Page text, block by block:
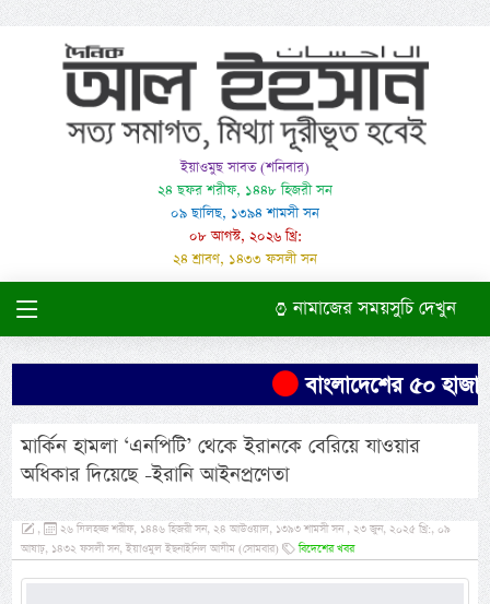
ইয়াওমুছ সাবত (শনিবার)
২৪ ছফর শরীফ, ১৪৪৮ হিজরী সন
০৯ ছালিছ, ১৩৯৪ শামসী সন
০৮ আগস্ট, ২০২৬ খ্রি:
২৪ শ্রাবণ, ১৪৩৩ ফসলী সন
নামাজের সময়সুচি দেখুন
বাংলাদেশের ৫০
মার্কিন হামলা ‘এনপিটি’ থেকে ইরানকে বেরিয়ে যাওয়ার
অধিকার দিয়েছে -ইরানি আইনপ্রণেতা
,
২৬ যিলহজ্জ শরীফ, ১৪৪৬ হিজরী সন, ২৪ আউওয়াল, ১৩৯৩ শামসী সন , ২৩ জুন, ২০২৫ খ্রি:, ০৯
আষাঢ়, ১৪৩২ ফসলী সন, ইয়াওমুল ইছনাইনিল আযীম (সোমবার)
বিদেশের খবর